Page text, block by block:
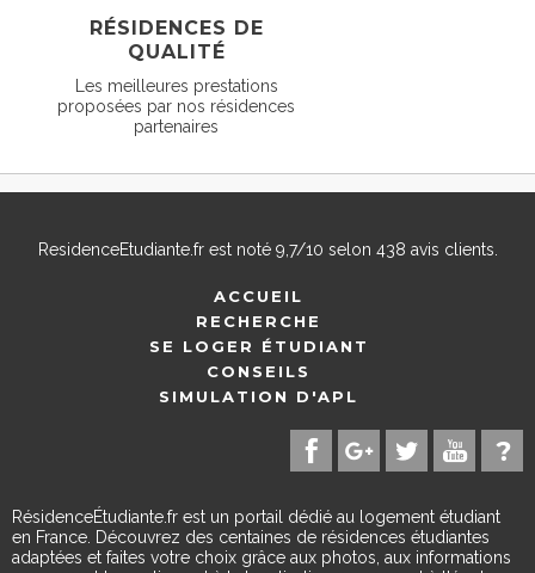
RÉSIDENCES DE
QUALITÉ
Les meilleures prestations
proposées par nos résidences
partenaires
ResidenceEtudiante.frest noté 9,7/10 selon 438 avis clients.
ACCUEIL
RECHERCHE
SE LOGER ÉTUDIANT
CONSEILS
SIMULATION D'APL
RésidenceÉtudiante.fr est un portail dédié au logement étudiant
en France. Découvrez des centaines de résidences étudiantes
adaptées et faites votre choix grâce aux photos, aux informations